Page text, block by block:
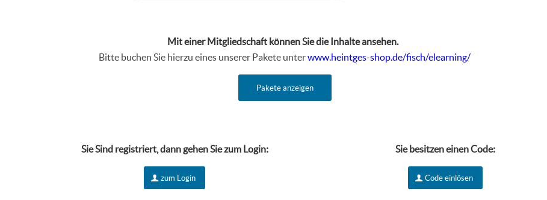
Mit einer Mitgliedschaft können Sie die Inhalte ansehen.
Bitte buchen Sie hierzu eines unserer Pakete unterwww.heintges-shop.de/fisch/elearning/
Pakete anzeigen
Sie Sind registriert, dann gehen Sie zum Login:
zum Login
Sie besitzen einen Code:
Code einlösen